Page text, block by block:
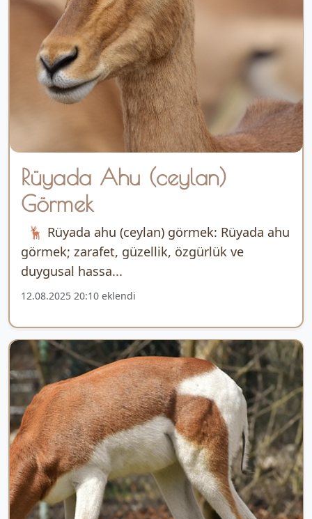
Rüyada Ahu (ceylan)
Görmek
🦌 Rüyada ahu (ceylan) görmek: Rüyada ahu
görmek; zarafet, güzellik, özgürlük ve
duygusal hassa...
12.08.2025 20:10 eklendi